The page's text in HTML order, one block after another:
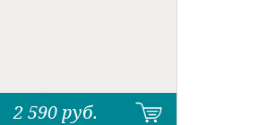
2 590 руб.